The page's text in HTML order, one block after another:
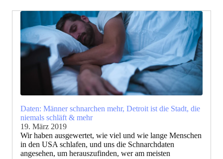
Daten: Männer schnarchen mehr, Detroit ist die Stadt, die
niemals schläft & mehr
19. März 2019
Wir haben ausgewertet, wie viel und wie lange Menschen
in den USA schlafen, und uns die Schnarchdaten
angesehen, um herauszufinden, wer am meisten